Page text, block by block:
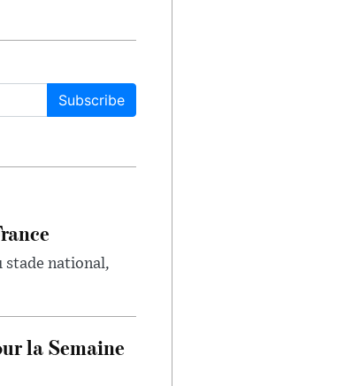
Subscribe
stade national,
la Semaine